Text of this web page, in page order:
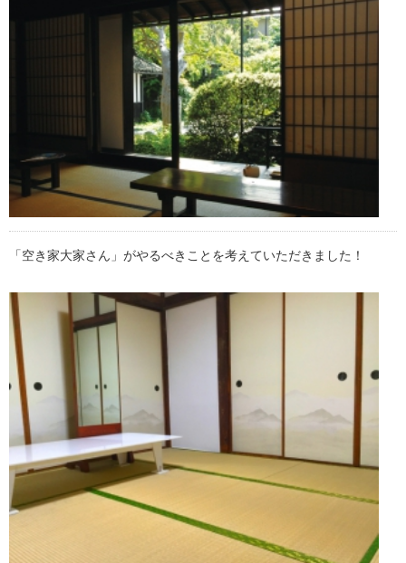
「空き家大家さん」がやるべきことを考えていただきました！